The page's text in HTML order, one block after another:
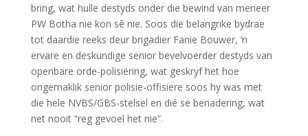
bring, wat hulle destyds onder die bewind van meneer
PW Botha nie kon sê nie. Soos die belangrike bydrae
tot daardie reeks deur brigadier Fanie Bouwer, ‘n
ervare en deskundige senior bevelvoerder destyds van
openbare orde-polisiëring, wat geskryf het hoe
ongemaklik senior polisie-offisiere soos hy was met
die hele NVBS/GBS-stelsel en dié se benadering, wat
net nooit “reg gevoel het nie”.